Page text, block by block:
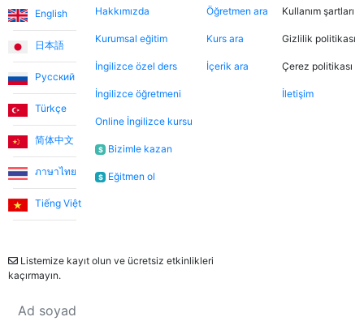
Platform, tek kelimeyle muhteşem. Eğitmenleri de
inanılmaz sıcakkanlı. İndirimli tanışma derslerinden
yararlanarak farklı öğretmenleri tanıma fırsatı buldum.
Dersler, öğretmen-öğrenci ilişkisinden çok arkadaşlık
havasında geçiyor.
Ece T.
Emma, kızıma İngilizceyi çok eğlenceli yöntemlerle
öğretiyor. Her zaman neşeli ve bu dersleri daha keyifli
hale getiriyor. Bu uygulama sayesinde Emma ile
şans olarak görüyorum.
Utku S.
English
日本語
Русский
Türkçe
简体中文
ภาษาไทย
Tiếng Việt
Hakkımızda
Kurumsal eğitim
İngilizce özel ders
İngilizce öğretmeni
Online İngilizce kursu
$ Bizimle kazan
$ Eğitmen ol
Öğretmen ara
Kurs ara
İçerik ara
Kullanım şartları
Gizlilik politikası
Çerez politikası
İletişim
Listemize kayıt olun ve ücretsiz etkinlikleri
kaçırmayın.